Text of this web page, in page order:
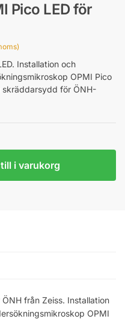
Pico LED för
Installation och
OPMI Pico
för ÖNH-
i varukorg
från Zeiss. Installation
OPMI